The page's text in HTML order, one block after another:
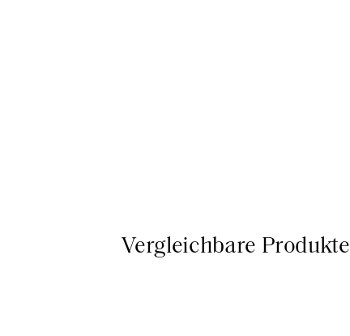
Vergleichbare Produkte